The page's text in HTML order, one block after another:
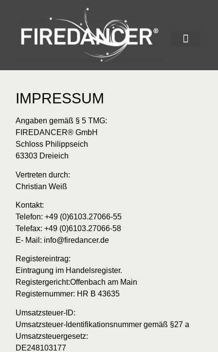
IMPRESSUM
Angaben gemäß § 5 TMG:
FIREDANCER® GmbH
Schloss Philippseich
63303 Dreieich
Vertreten durch:
Christian Weiß
Kontakt:
Telefon: +49 (0)6103.27066-55
Telefax: +49 (0)6103.27066-58
E- Mail: info@firedancer.de
Registereintrag:
Eintragung im Handelsregister.
Registergericht:Offenbach am Main
Registernummer: HR B 43635
Umsatzsteuer-ID:
Umsatzsteuer-Identifikationsnummer gemäß §27 a
Umsatzsteuergesetz:
DE248103177